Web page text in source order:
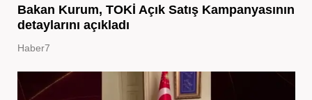
Bakan Kurum, TOKİ Açık Satış Kampanyasının
detaylarını açıkladı
Haber7